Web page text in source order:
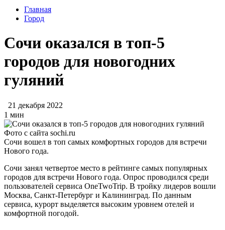
Главная
Город
Сочи оказался в топ-5
городов для новогодних
гуляний
21 декабря 2022
1 мин
Фото с сайта sochi.ru
Сочи вошел в топ самых комфортных городов для встречи
Нового года.
Сочи занял четвертое место в рейтинге самых популярных
городов для встречи Нового года. Опрос проводился среди
пользователей сервиса OneTwoTrip. В тройку лидеров вошли
Москва, Санкт-Петербург и Калининград. По данным
сервиса, курорт выделяется высоким уровнем отелей и
комфортной погодой.